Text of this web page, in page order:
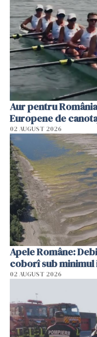
Aur pentru
Europene de
02 AUGUST 2026
Apele Române:
coborî sub
02 AUGUST 2026